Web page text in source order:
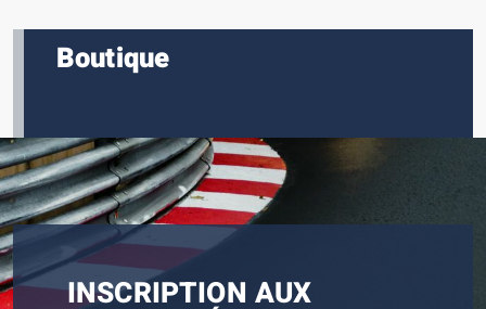
Boutique
INSCRIPTION AUX